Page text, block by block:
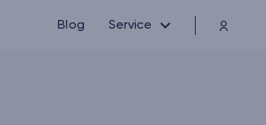
Blog Service